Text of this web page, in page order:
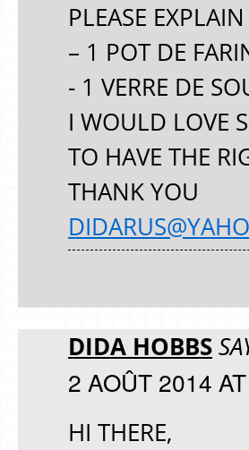
PLEASE
– 1 POT DE
- 1 VERRE DE
I WOULD LOVE
TO HAVE THE
THANK YOU
DIDA HOBBS
2 AOÛT 2014
HI THERE,